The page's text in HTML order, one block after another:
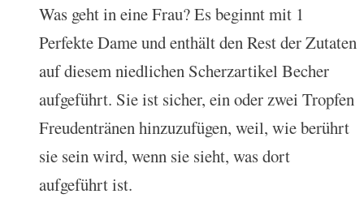
Was geht in eine Frau? Es beginnt mit 1
Perfekte Dame und enthält den Rest der Zutaten
auf diesem niedlichen Scherzartikel Becher
aufgeführt. Sie ist sicher, ein oder zwei Tropfen
Freudentränen hinzuzufügen, weil, wie berührt
sie sein wird, wenn sie sieht, was dort
aufgeführt ist.